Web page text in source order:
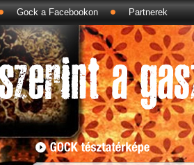
Gock a Facebookon Partnerek